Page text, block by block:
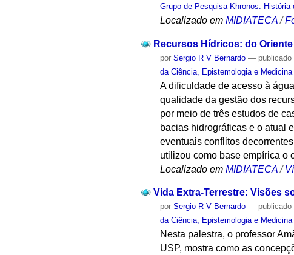
Grupo de Pesquisa Khronos:
Localizado em MIDIATECA /
Recursos Hídricos: do
porSergio R V Bernardo — publicado
da Ciência, Epistemologia e Medicina
A dificuldade de acesso à
qualidade da gestão dos
por meio de três estudos de
bacias hidrográficas e o atual
eventuais conflitos
utilizou como base empírica o
Localizado em MIDIATECA /
Vida Extra-Terrestre: Visões
porSergio R V Bernardo — publicado
da Ciência, Epistemologia e Medicina
Nesta palestra, o professor
USP, mostra como as